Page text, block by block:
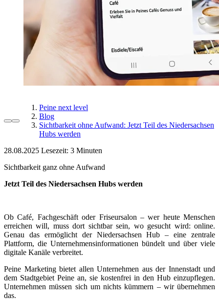
Peine next level
Blog
Sichtbarkeit ohne Aufwand: Jetzt Teil des Niedersachsen
Hubs werden
28.08.2025 Lesezeit:
Sichtbarkeit ganz ohne Aufwand
Jetzt Teil des Niedersachsen Hubs werden
Ob Café, Fachgeschäft oder Friseursalon – wer heute Menschen
erreichen will, muss dort sichtbar sein, wo gesucht wird: online.
Genau das ermöglicht der Niedersachsen Hub – eine zentrale
Plattform, die Unternehmensinformationen bündelt und über viele
digitale Kanäle verbreitet.
Peine Marketing bietet allen Unternehmen aus der Innenstadt und
dem Stadtgebiet Peine an, sie kostenfrei in den Hub einzupflegen.
Unternehmen müssen sich um nichts kümmern – wir übernehmen
das.